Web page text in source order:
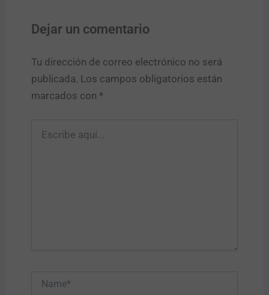
Dejar un comentario
Tu dirección de correo electrónico no será
publicada. Los campos obligatorios están
marcados con *
aquí...